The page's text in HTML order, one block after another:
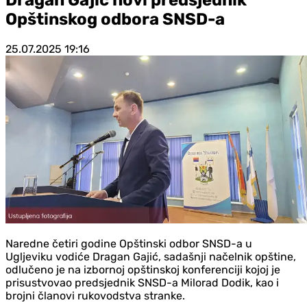
Opštinskog odbora SNSD-a
25.07.2025 19:16
Naredne četiri godine Opštinski odbor SNSD-a u
Ugljeviku vodiće Dragan Gajić, sadašnji načelnik opštine,
odlučeno je na izbornoj opštinskoj konferenciji kojoj je
prisustvovao predsjednik SNSD-a Milorad Dodik, kao i
brojni članovi rukovodstva stranke.